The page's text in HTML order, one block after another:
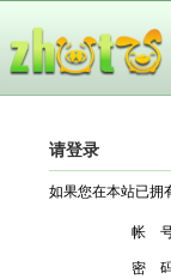
请登录
如果您在本站已拥
帐
密